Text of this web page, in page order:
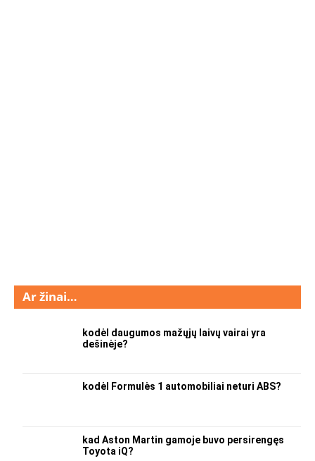
Ar žinai…
kodėl daugumos mažųjų laivų vairai yra
dešinėje?
kodėl Formulės 1 automobiliai neturi ABS?
kad Aston Martin gamoje buvo persirengęs
Toyota iQ?